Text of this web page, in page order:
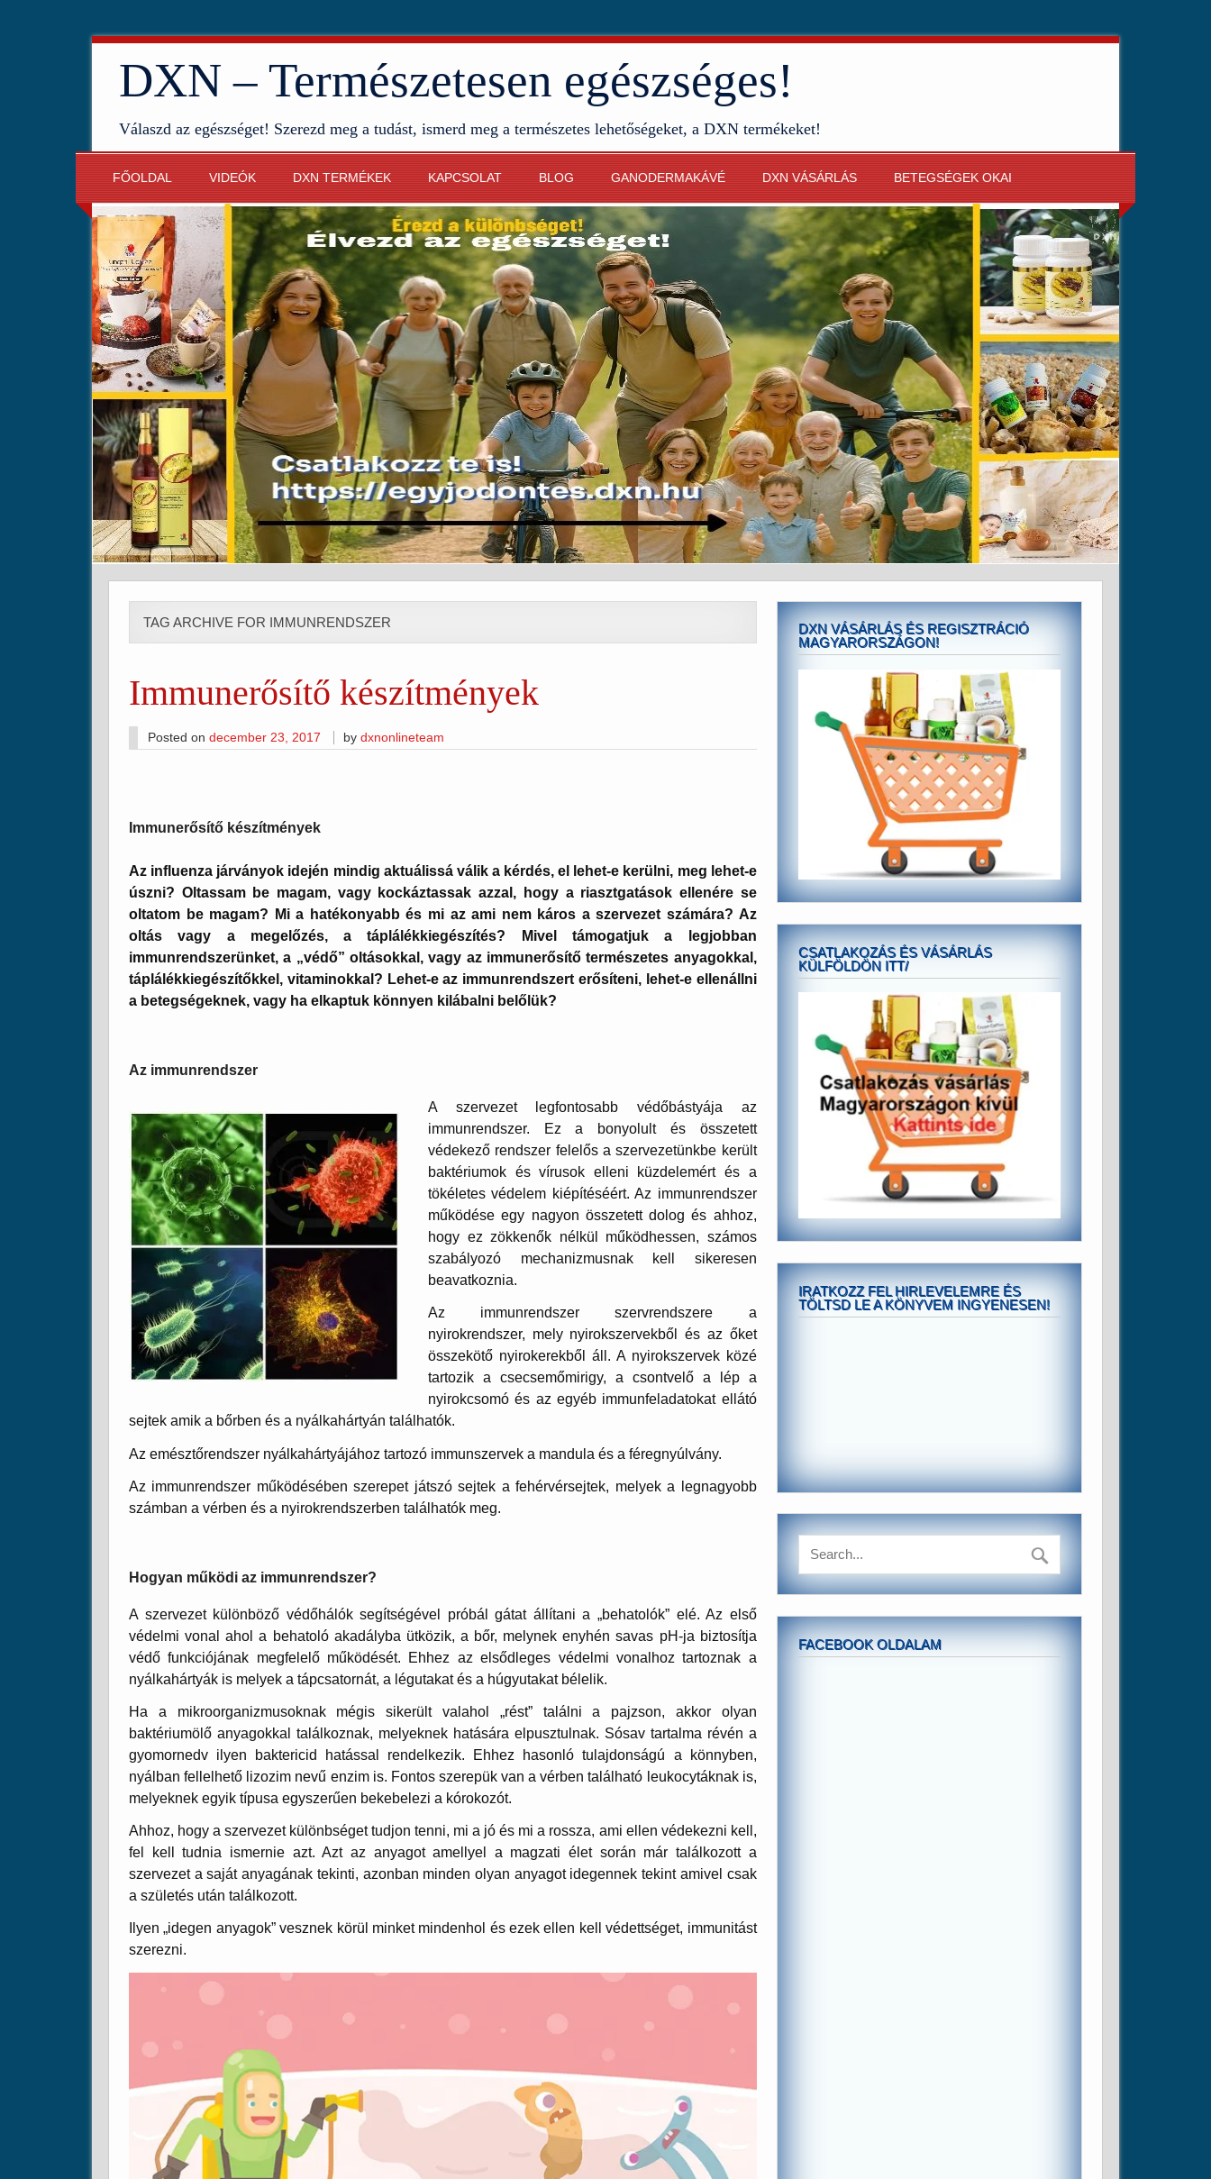
DXN – Természetesen egészséges!
Válaszd az egészséget! Szerezd meg a tudást, ismerd meg a természetes lehetőségeket, a DXN termékeket!
FŐOLDAL VIDEÓK DXN TERMÉKEK KAPCSOLAT BLOG GANODERMAKÁVÉ DXN VÁSÁRLÁS BETEGSÉGEK OKAI
TAG ARCHIVE FOR IMMUNRENDSZER
Immunerősítő készítmények
Posted on december 23, 2017 bydxnonlineteam
Immunerősítő készítmények
Az influenza járványok idején mindig aktuálissá válik a kérdés, el lehet-e kerülni, meg lehet-e
úszni? Oltassam be magam, vagy kockáztassak azzal, hogy a riasztgatások ellenére se
oltatom be magam?
Mi a hatékonyabb és mi az ami nem káros a szervezet számára? Az
oltás vagy a megelőzés, a táplálékkiegészítés? Mivel támogatjuk a legjobban
immunrendszerünket, a „védő” oltásokkal, vagy az immunerősítő természetes anyagokkal,
táplálékkiegészítőkkel, vitaminokkal? Lehet-e az immunrendszert erősíteni, lehet-e ellenállni
a betegségeknek, vagy ha elkaptuk könnyen kilábalni belőlük?
Az immunrendszer
A szervezet legfontosabb védőbástyája az
immunrendszer. Ez a bonyolult és összetett
védekező rendszer felelős a szervezetünkbe került
baktériumok és vírusok elleni küzdelemért és a
tökéletes védelem kiépítéséért. Az immunrendszer
működése egy nagyon összetett dolog és ahhoz,
hogy ez zökkenők nélkül működhessen, számos
szabályozó mechanizmusnak kell sikeresen
beavatkoznia.
Az immunrendszer szervrendszere a
nyirokrendszer, mely nyirokszervekből és az őket
összekötő nyirokerekből áll. A nyirokszervek közé
tartozik a csecsemőmirigy, a csontvelő a lép a
nyirokcsomó és az egyéb immunfeladatokat ellátó
sejtek amik a bőrben és a nyálkahártyán találhatók.
Az emésztőrendszer nyálkahártyájához tartozó immunszervek a mandula és a féregnyúlvány.
Az immunrendszer működésében szerepet játszó sejtek a fehérvérsejtek, melyek a legnagyobb
számban a vérben és a nyirokrendszerben találhatók meg.
Hogyan működi az immunrendszer?
A szervezet különböző védőhálók segítségével próbál gátat állítani a „behatolók” elé. Az első
védelmi vonal ahol a behatoló akadályba ütközik, a bőr, melynek enyhén savas pH-ja biztosítja
védő funkciójának megfelelő működését. Ehhez az elsődleges védelmi vonalhoz tartoznak a
nyálkahártyák is melyek a tápcsatornát, a légutakat és a húgyutakat bélelik.
Ha a mikroorganizmusoknak mégis sikerült valahol „rést” találni a pajzson, akkor olyan
baktériumölő anyagokkal találkoznak, melyeknek hatására elpusztulnak. Sósav tartalma révén a
gyomornedv ilyen baktericid hatással rendelkezik. Ehhez hasonló tulajdonságú a könnyben,
nyálban fellelhető lizozim nevű enzim is. Fontos szerepük van a vérben található leukocytáknak is,
melyeknek egyik típusa egyszerűen bekebelezi a kórokozót.
Ahhoz, hogy a szervezet különbséget tudjon tenni, mi a jó és mi a rossza, ami ellen védekezni kell,
fel kell tudnia ismernie azt. Azt az anyagot amellyel a magzati élet során már találkozott a
szervezet a saját anyagának tekinti, azonban minden olyan anyagot idegennek tekint amivel csak
a születés után találkozott.
Ilyen „idegen anyagok” vesznek körül minket mindenhol és ezek ellen kell védettséget, immunitást
szerezni.
DXN VÁSÁRLÁS ÉS REGISZTRÁCIÓ
MAGYARORSZÁGON!
CSATLAKOZÁS ÉS VÁSÁRLÁS
KÜLFÖLDÖN ITT/
IRATKOZZ FEL HIRLEVELEMRE ÉS
TÖLTSD LE A KÖNYVEM INGYENESEN!
FACEBOOK OLDALAM